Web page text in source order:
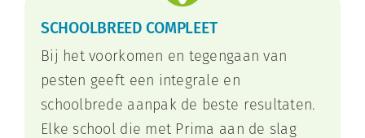
SCHOOLBREED COMPLEET
Bij het voorkomen en tegengaan van
pesten geeft een integrale en
schoolbrede aanpak de beste resultaten.
Elke school die met Prima aan de slag